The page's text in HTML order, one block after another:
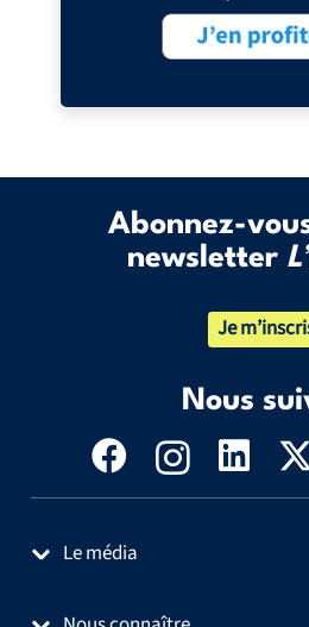
Abonnez-
newsletter
Je
Nous
Le média